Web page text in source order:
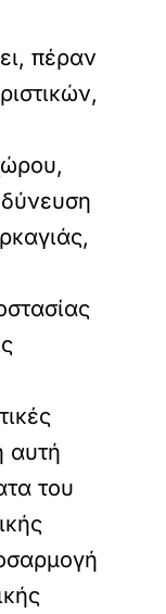
πέραν
αυτή
του